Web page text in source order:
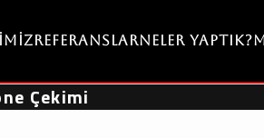
ReferanslarNeler Yaptık?
Çekimi